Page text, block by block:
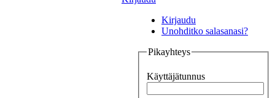
Kirjaudu
Unohditko salasanasi?
Pikayhteys
Käyttäjätunnus